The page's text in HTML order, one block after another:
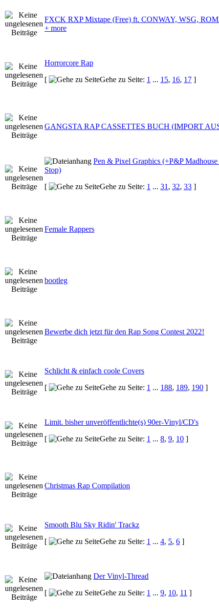
FXCK RXP Mixtape (Free) ft. CONWAY, WSG,
+ more
Horrorcore Rap
[
Gehe zu Seite: 1 ... 15, 16, 17 ]
GANGSTA RAP CASSETTES BUCH (IMPORT
Pen & Pixel Graphics (+P&P
Stop)
[
Gehe zu Seite: 1 ... 31 , 32, 33 ]
Female Rappers
bootleg
Bewerbe dich jetzt für den Rap Song Contest 2022!
Schlicht & einfach coole Covers
[
Gehe zu Seite: 1 ... 188, 189, 190 ]
Limit. bisher unveröffentlichte(s) 90er-Vinyl/CD's
[
Gehe zu Seite: 1 ... 8, 9, 10 ]
Christmas Rap Compilation
Smooth Blu Sky Ridin' Trackz
[
Gehe zu Seite: 1 ... 4, 5, 6 ]
Der Vinyl-Thread
[
Gehe zu Seite: 1 ... 9, 10, 11 ]